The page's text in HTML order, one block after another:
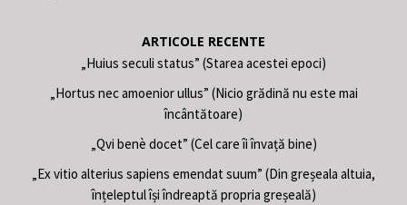
ARTICOLE RECENTE
„Huius seculi status” (Starea acestei epoci)
„Hortus nec amoenior ullus” (Nicio grădină nu este mai
încântătoare)
„Qvi benè docet” (Cel care îi învață bine)
„Ex vitio alterius sapiens emendat suum” (Din greșeala altuia,
înțeleptul își îndreaptă propria greșeală)